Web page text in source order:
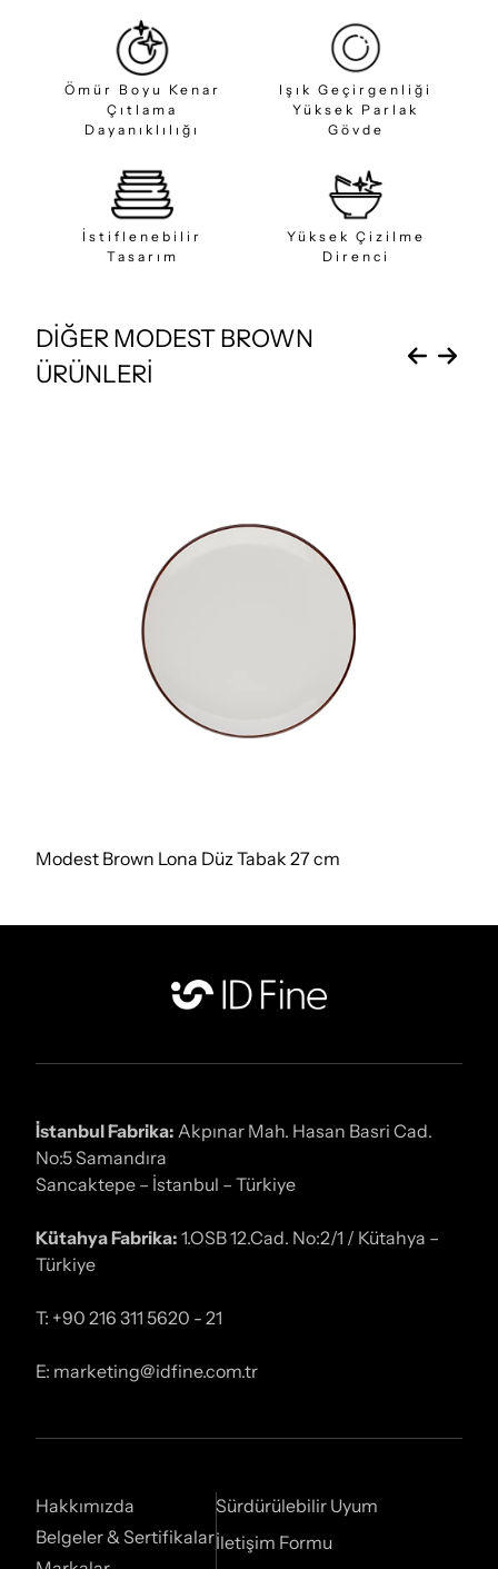
Ömür Boyu Kenar
Çıtlama
Dayanıklılığı
Işık Geçirgenliği
Yüksek Parlak
Gövde
İstiflenebilir
Tasarım
Yüksek Çizilme
Direnci
DİĞER MODEST BROWN
ÜRÜNLERİ
Modest Brown Lona Düz Tabak 27 cm
İstanbul Fabrika: Akpınar Mah. Hasan Basri Cad.
No:5 Samandıra
Sancaktepe – İstanbul – Türkiye
Kütahya Fabrika: 1.OSB 12.Cad. No:2/1 / Kütahya –
Türkiye
T: +90 216 311 5620 - 21
E: marketing@idfine.com.tr
Hakkımızda
Belgeler & Sertifikalar
Sürdürülebilir Uyum
İletişim Formu